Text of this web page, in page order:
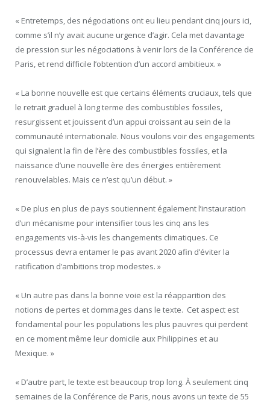
« Entretemps, des négociations ont eu lieu pendant cinq jours ici,
comme s’il n’y avait aucune urgence d’agir. Cela met davantage
de pression sur les négociations à venir lors de la Conférence de
Paris, et rend difficile l’obtention d’un accord ambitieux. »
« La bonne nouvelle est que certains éléments cruciaux, tels que
le retrait graduel à long terme des combustibles fossiles,
resurgissent et jouissent d’un appui croissant au sein de la
communauté internationale. Nous voulons voir des engagements
qui signalent la fin de l’ère des combustibles fossiles, et la
naissance d’une nouvelle ère des énergies entièrement
renouvelables. Mais ce n’est qu’un début. »
« De plus en plus de pays soutiennent également l’instauration
d’un mécanisme pour intensifier tous les cinq ans les
engagements vis-à-vis les changements climatiques. Ce
processus devra entamer le pas avant 2020 afin d’éviter la
ratification d’ambitions trop modestes. »
« Un autre pas dans la bonne voie est la réapparition des
notions de pertes et dommages dans le texte. Cet aspect est
fondamental pour les populations les plus pauvres qui perdent
en ce moment même leur domicile aux Philippines et au
Mexique. »
« D’autre part, le texte est beaucoup trop long. À seulement cinq
semaines de la Conférence de Paris, nous avons un texte de 55